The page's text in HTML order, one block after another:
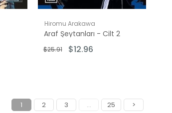
Hiromu Arakawa
Araf Şeytanları - Cilt 2
$12.96
$25.91
1 2 3 ... 25 >